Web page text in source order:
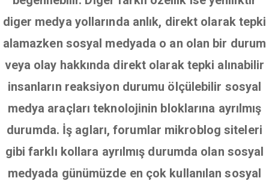
diger medya yollarında anlık, direkt olarak tepki
alamazken sosyal medyada o an olan bir durum
veya olay hakkında direkt olarak tepki alınabilir
insanların reaksiyon durumu ölçülebilir sosyal
medya araçları teknolojinin bloklarına ayrılmış
durumda. İş agları, forumlar mikroblog siteleri
gibi farklı kollara ayrılmış durumda olan sosyal
medyada günümüzde en çok kullanılan sosyal